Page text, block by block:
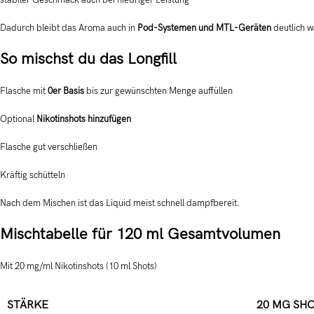
Dadurch bleibt das Aroma auch in Pod-Systemen und MTL-Gerätendeutlich
So mischst du das Longfill
Flasche mit0er Basis bis zur gewünschten Menge auffüllen
OptionalNikotinshots hinzufügen
Flasche gut verschließen
Kräftig schütteln
Nach dem Mischen ist das Liquid meist schnell dampfbereit.
Mischtabelle für 120 ml Gesamtvolumen
Mit 20 mg/ml Nikotinshots (10 ml Shots)
STÄRKE 20 MG